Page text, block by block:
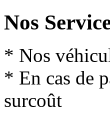
Nos
* Nos
* En cas de
surcoût